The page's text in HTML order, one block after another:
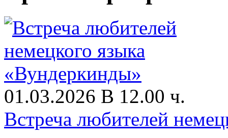
01.03.2026 В 12.00 ч.
Встреча любителей